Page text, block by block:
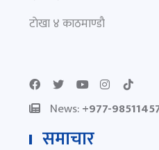
टाेखा ४ काठमाण्डाै
News:+977-
समाचार